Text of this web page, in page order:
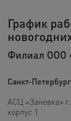
График
Филиал ООО
Санкт-Петербург
АСЦ «Заневка»
корпус 1